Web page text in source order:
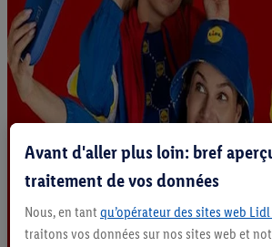
Avant d'aller plus loin: bref
traitement de vos données
Nous, en tant qu’opérateur des sites web
traitons vos données sur nos sites web et